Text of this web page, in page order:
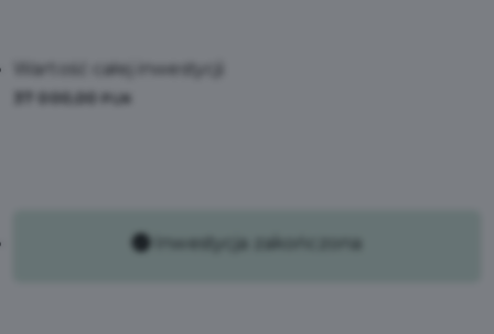
Wartość całej inwestycji:
37 000,00
Inwestycja zakończona